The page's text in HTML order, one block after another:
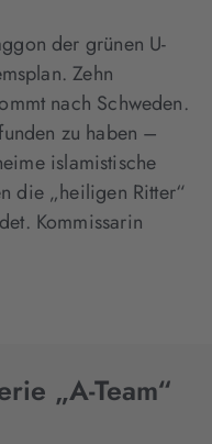
der grünen U-
Zehn
nach Schweden.
zu haben –
islamistische
die „heiligen Ritter“
Kommissarin
„A-Team“